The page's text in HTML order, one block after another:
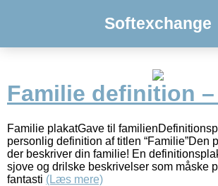
Softexchange
Familie definition
Familie plakatGave til
personlig definition af titlen “Familie”Den
der beskriver din familie! En
sjove og drilske beskrivelser som måske
fantasti (Læs mere)